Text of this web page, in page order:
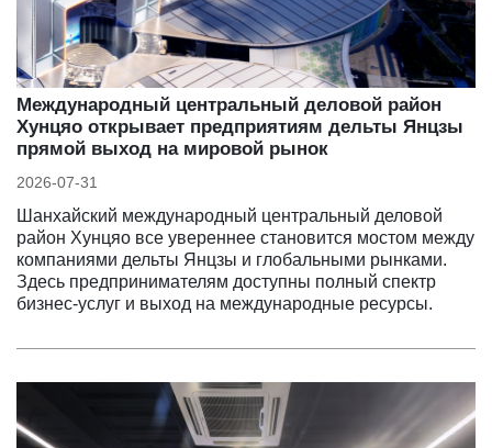
Международный центральный деловой район
Хунцяо открывает предприятиям дельты Янцзы
прямой выход на мировой рынок
2026-07-31
Шанхайский международный центральный деловой
район Хунцяо все увереннее становится мостом между
компаниями дельты Янцзы и глобальными рынками.
Здесь предпринимателям доступны полный спектр
бизнес-услуг и выход на международные ресурсы.